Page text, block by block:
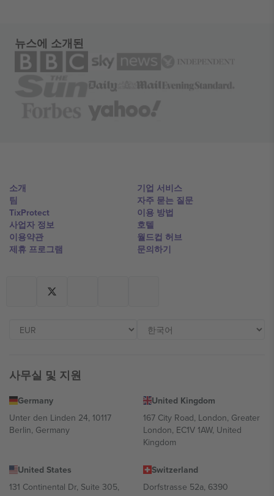
뉴스에 소개된
소개
팀
TixProtect
사업자 정보
이용약관
제휴 프로그램
기업 서비스
자주 묻는 질문
이용 방법
호텔
월드컵 허브
문의하기
사무실 및 지원
Germany
Unter den Linden 24, 10117
Berlin, Germany
United Kingdom
167 City Road, London, Greater
London, EC1V 1AW, United
Kingdom
United States
131 Continental Dr, Suite 305,
Switzerland
Dorfstrasse 52a, 6390